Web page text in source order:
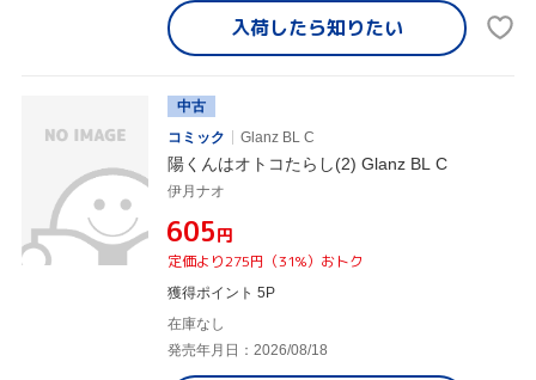
入荷したら知りたい
中古
コミック
Glanz BL C
陽くんはオトコたらし(2) Glanz BL C
伊月ナオ
¥605円
定価より275円（31%）おトク
獲得ポイント 5P
在庫なし
発売年月日：2026/08/18